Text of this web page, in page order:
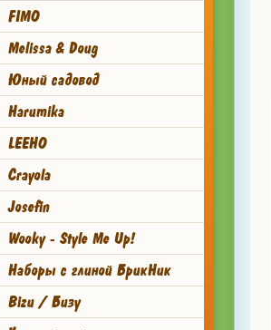
FIMO
Melissa & Doug
Юный садовод
Harumika
LEEHO
Crayola
Josefin
Wooky - Style Me Up!
Наборы с глиной БрикНик
Bizu / Бизу